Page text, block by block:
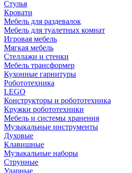
Cтулья
Кровати
Мебель для раздевалок
Мебель для туалетных комнат
Игровая мебель
Мягкая мебель
Стеллажи и стенки
Мебель трансформер
Кухонные гарнитуры
Робототехника
LEGO
Конструкторы и робототехника
Кружки робототехники
Мебель и системы хранения
Музыкальные инструменты
Духовые
Клавишные
Музыкальные наборы
Струнные
Ударные